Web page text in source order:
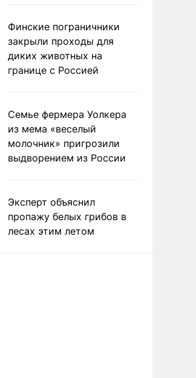
Финские пограничники
закрыли проходы для
диких животных на
границе с Россией
Семье фермера Уолкера
из мема «веселый
молочник» пригрозили
выдворением из России
Эксперт объяснил
пропажу белых грибов в
лесах этим летом